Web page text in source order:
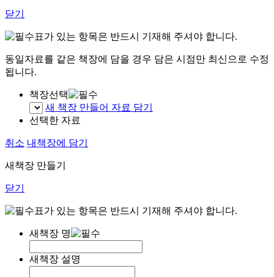
닫기
표가 있는 항목은 반드시 기재해 주셔야 합니다.
동일자료를 같은 책장에 담을 경우 담은 시점만 최신으로 수정
됩니다.
책장선택
새 책장 만들어 자료 담기
선택한 자료
취소 내책장에 담기
새책장 만들기
닫기
표가 있는 항목은 반드시 기재해 주셔야 합니다.
새책장 명
새책장 설명